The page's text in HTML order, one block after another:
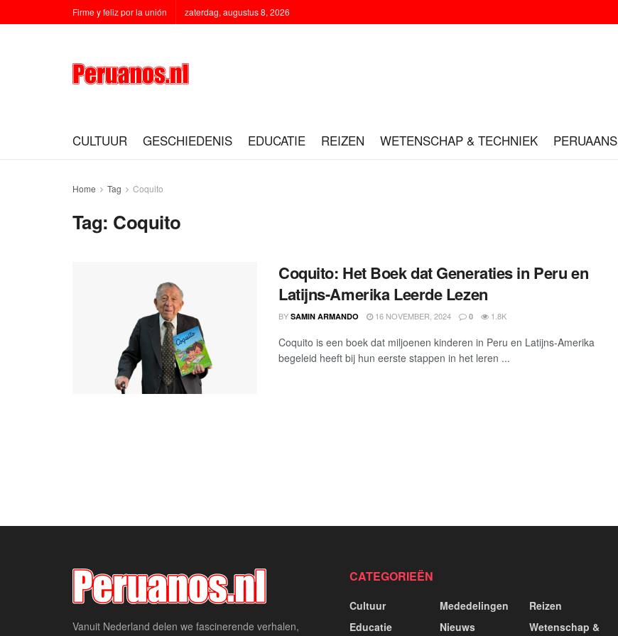
Firme y feliz por la unión zaterdag, augustus 8, 2026
CULTUUR GESCHIEDENIS EDUCATIE REIZEN WETENSCHAP & TECHNIEK
Home Tag Coquito
Tag: Coquito
Coquito: Het Boek dat Generaties in Peru en
Latijns-Amerika Leerde Lezen
BY SAMIN ARMANDO 16 NOVEMBER, 2024 0 1.8K
Coquito is een boek dat miljoenen kinderen in Peru en Latijns-Amerika
begeleid heeft bij hun eerste stappen in het leren ...
Vanuit Nederland delen we fascinerende verhalen,
CATEGORIEËN
Cultuur
Educatie
Mededelingen
Nieuws
Reizen
Wetenschap &